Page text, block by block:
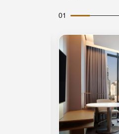
01
확장 아이콘